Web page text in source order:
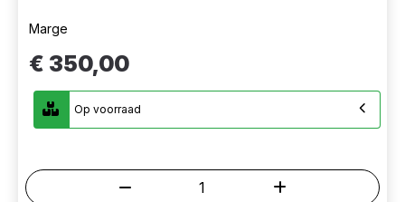
Marge
€ 350,00
Op voorraad